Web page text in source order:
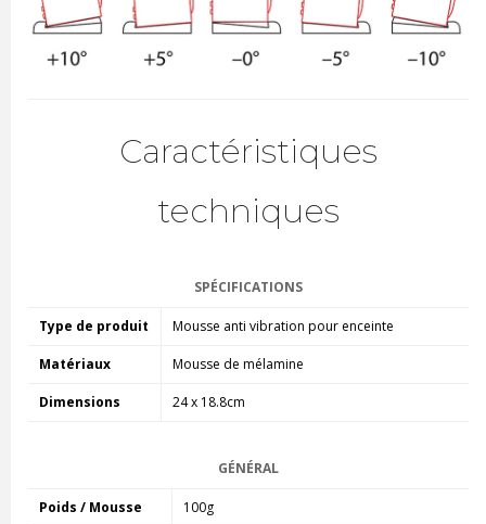
Caractéristiques
techniques
SPÉCIFICATIONS
Type de produit Mousse anti vibration pour enceinte
Matériaux Mousse de mélamine
Dimensions 24 x 18.8cm
GÉNÉRAL
Poids / Mousse 100g